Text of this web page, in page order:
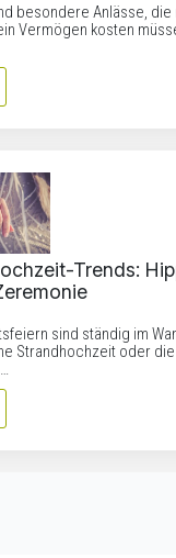
besondere Anlässe, die
Vermögen kosten
Trends:
sind ständig im
Strandhochzeit oder